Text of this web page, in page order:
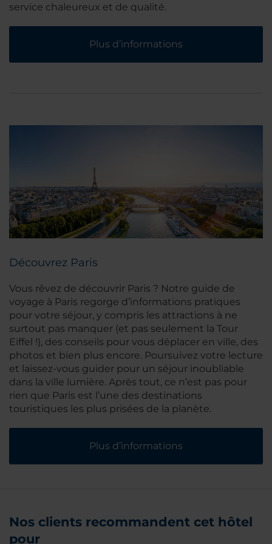
service chaleureux et de qualité.
Plus d’informations
Découvrez Paris
Vous rêvez de découvrir Paris ? Notre guide de
voyage à Paris regorge d’informations pratiques
pour votre séjour, y compris les attractions à ne
surtout pas manquer (et pas seulement la Tour
Eiffel !), des conseils pour vous déplacer en ville, des
photos et bien plus encore. Poursuivez votre lecture
et laissez-vous guider pour un séjour inoubliable
dans la ville lumière. Après tout, ce n’est pas pour
rien que Paris est l’une des destinations
touristiques les plus prisées de la planète.
Plus d’informations
Nos clients recommandent cet hôtel
pour